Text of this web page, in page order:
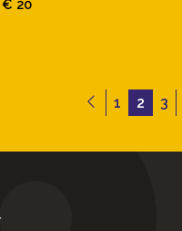
€ 20
1 2 3